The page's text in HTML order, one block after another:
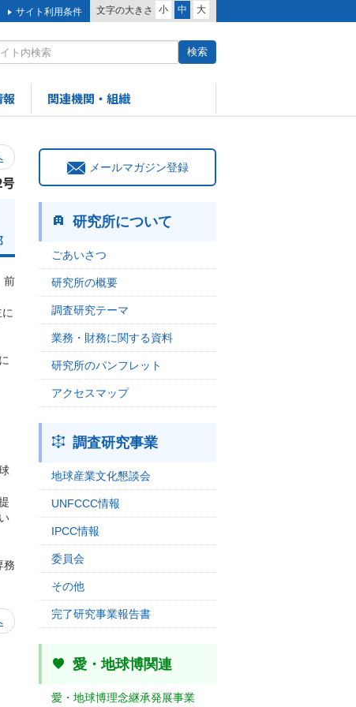
文字の大きさ 小 中 大
サイト利用条件
関連機関・組織
前
務
メールマガジン登録
研究所について
ごあいさつ
研究所の概要
調査研究テーマ
業務・財務に関する資料
研究所のパンフレット
アクセスマップ
調査研究事業
地球産業文化懇談会
UNFCCC情報
IPCC情報
委員会
その他
完了研究事業報告書
愛・地球博関連
愛・地球博理念継承発展事業